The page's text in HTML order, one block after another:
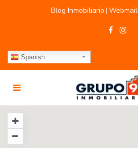
Blog Inmobiliario | Webmail
Spanish